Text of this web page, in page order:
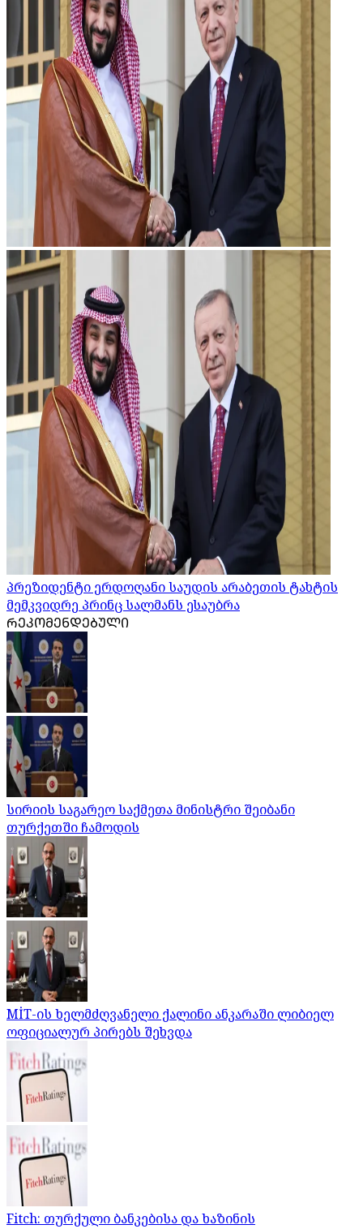
პრეზიდენტი ერდოღანი საუდის არაბეთის ტახტის
მემკვიდრე პრინც სალმანს ესაუბრა
ᲠᲔᲙᲝᲛᲔᲜᲓᲔᲑᲣᲚᲘ
სირიის საგარეო საქმეთა მინისტრი შეიბანი
თურქეთში ჩამოდის
MİT-ის ხელმძღვანელი ქალინი ანკარაში ლიბიელ
ოფიციალურ პირებს შეხვდა
Fitch: თურქული ბანკებისა და ხაზინის